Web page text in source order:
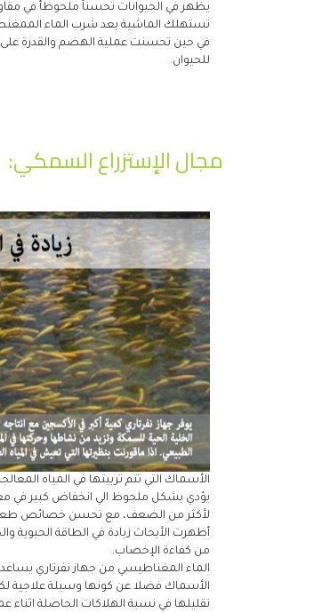
يظهر في الحيوانات تحسناً ملحوظأً في
تستهلك الماشية بعد شرب الماء الممغنط
في حين تحسنت عملية الهضم والقدرة على
للحيوان.
مجال الإستزراع السمكي:
الأسماك التي تتم تربيتها في المياه
يؤدي بشكل ملحوظ الي انخفاض كبير في
لأكثر من الضعف، مع تحسن خصائص
أظهرت الأبحاث زيادة في الطاقة الحيوية
من كفاءة الإخصاب.
الماء المغناطيسي من جهاز نفرتاري يساعد
الأسماك فضلا عن كونها وسيلة علاجية
تقليلها في نسبة الهلاكات الحاصلة اثناء